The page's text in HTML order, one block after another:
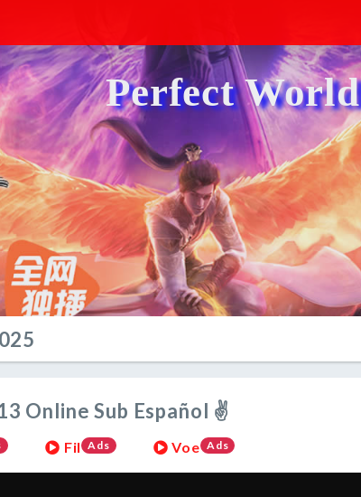
Perfect World
Online Sub Español ✌
Fil Ads Voe Ads